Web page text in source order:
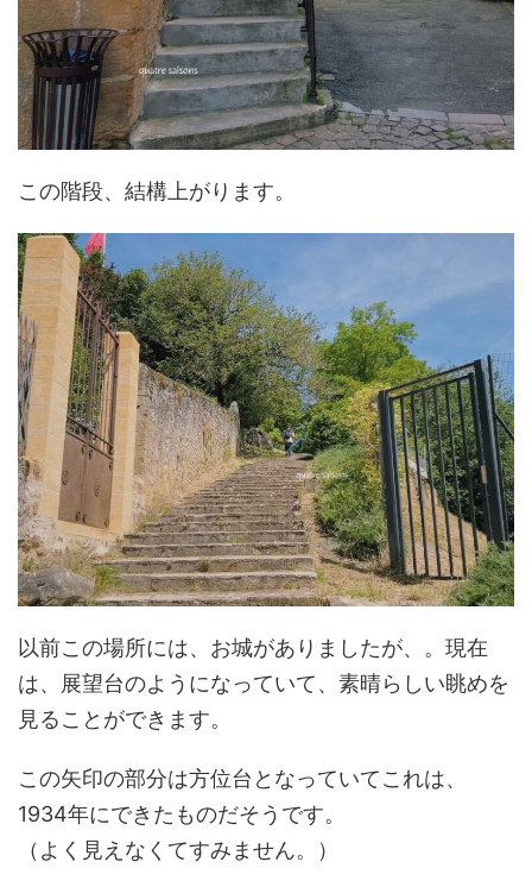
この階段、結構上がります。
以前この場所には、お城がありましたが、。現在
は、展望台のようになっていて、素晴らしい眺めを
見ることができます。
この矢印の部分は方位台となっていてこれは、
1934年にできたものだそうです。
（よく見えなくてすみません。）